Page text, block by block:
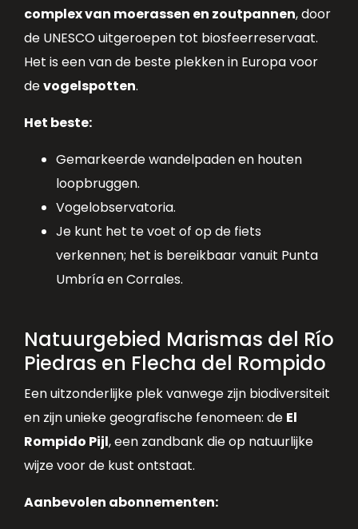
complex van moerassen en zoutpannen, door
de UNESCO uitgeroepen tot biosfeerreservaat.
Het is een van de beste plekken in Europa voor
devogelspotten.
Het beste:
Gemarkeerde wandelpaden en houten
loopbruggen.
Vogelobservatoria.
Je kunt het te voet of op de fiets
verkennen; het is bereikbaar vanuit Punta
Umbría en Corrales.
Natuurgebied Marismas del Río
Piedras en Flecha del Rompido
Een uitzonderlijke plek vanwege zijn biodiversiteit
en zijn unieke geografische fenomeen: de El
Rompido Pijl, een zandbank die op natuurlijke
wijze voor de kust ontstaat.
Aanbevolen abonnementen: